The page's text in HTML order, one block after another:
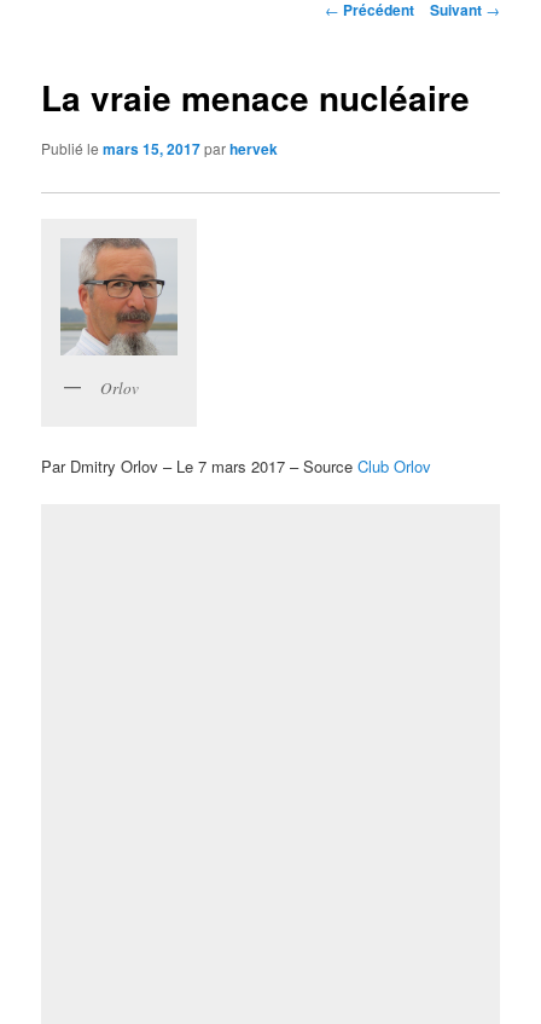
Navigation
← Précédent Suivant →
La vraie menace nucléaire
Publié lemars 15, 2017parhervek
Orlov
Par Dmitry Orlov – Le 7 mars 2017 – SourceClub Orlov